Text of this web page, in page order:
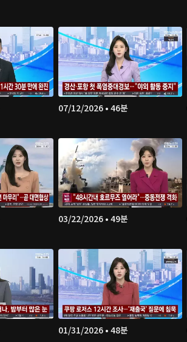
07/12/2026 • 46분
03/22/2026 • 49분
01/31/2026 • 48분